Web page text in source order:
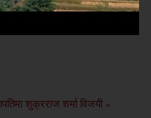
शुक्रराज शर्मा विजयी »